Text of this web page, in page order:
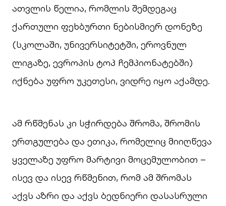
ათვლის წელია, რომლის შემდეგაც
ქართული ფეხბურთი ნებისმიერ დონეზე
(სკოლაში, უნივერსიტეტში, ეროვნულ
ლიგაზე, ევროპის ტოპ ჩემპიონატებში)
იქნება უფრო უკეთესი, ვიდრე იყო აქამდე.
ამ რწმენას კი სჭირდება შრომა, შრომის
ერთგულება და ეთიკა, რომელიც მიიღწევა
ყველაზე უფრო მარტივი მოცემულობით –
ისევ და ისევ რწმენით, რომ ამ შრომას
აქვს აზრი და აქვს ბედნიერი დასასრული